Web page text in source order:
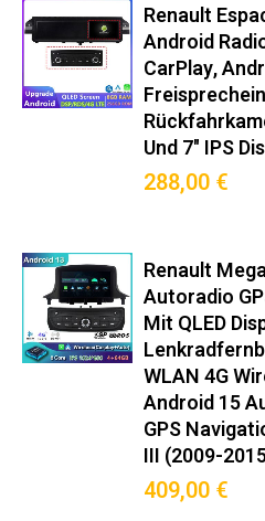
Renault
Android
CarPlay,
Und 7" IPS
288,00 €
Renault
Autoradio
Mit QLED
WLAN 4G
Android 15
GPS
III (2009-
409,00 €